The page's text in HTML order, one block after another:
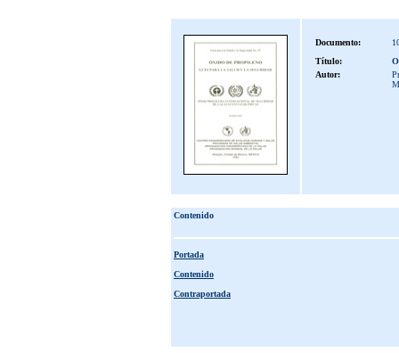
Documento:
Título:
Autor:
Contenido
Portada
Contenido
Contraportada